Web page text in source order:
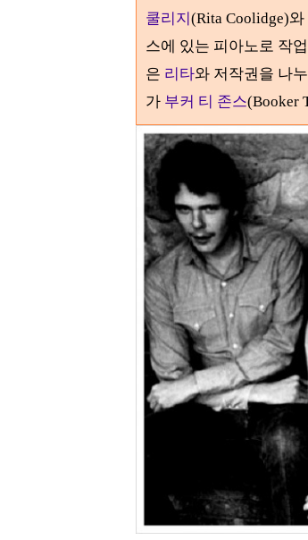
쿨리지(Rita Coolidge)와
스에 있는 피아노로 작
은 리타와 저작권을 나
가 부커 티 존스(Booker